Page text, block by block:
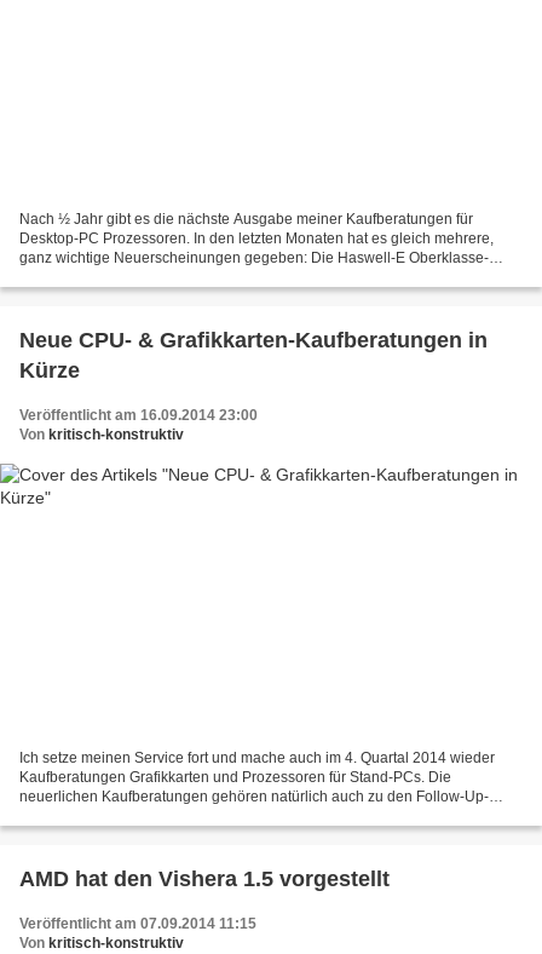
Nach ½ Jahr gibt es die nächste Ausgabe meiner Kaufberatungen für
Desktop-PC Prozessoren. In den letzten Monaten hat es gleich mehrere,
ganz wichtige Neuerscheinungen gegeben: Die Haswell-E Oberklasse-
Neue CPU- & Grafikkarten-Kaufberatungen in
Kürze
Veröffentlicht am 16.09.2014 23:00
Von kritisch-konstruktiv
Ich setze meinen Service fort und mache auch im 4. Quartal 2014 wieder
Kaufberatungen Grafikkarten und Prozessoren für Stand-PCs. Die
neuerlichen Kaufberatungen gehören natürlich auch zu den Follow-Up-
AMD hat den Vishera 1.5 vorgestellt
Veröffentlicht am 07.09.2014 11:15
Von kritisch-konstruktiv